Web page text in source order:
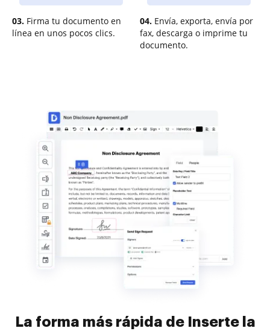
03. Firma tu documento en
línea en unos pocos clics.
04. Envía, exporta, envía por
fax, descarga o imprime tu
documento.
La forma más rápida de Inserte la